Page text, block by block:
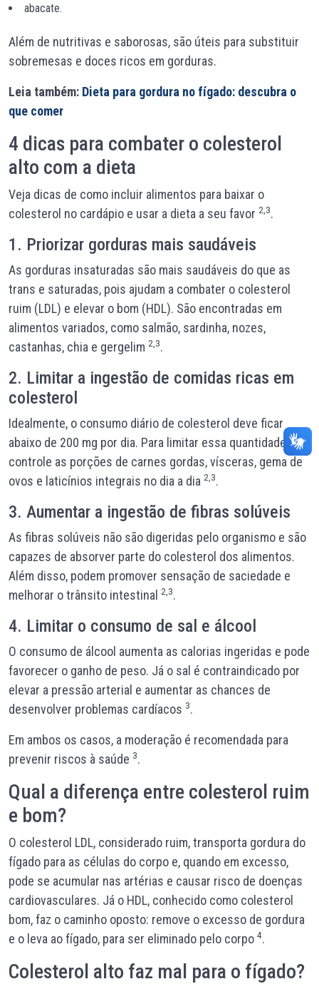
abacate.
Além de nutritivas e saborosas, são úteis para substituir
sobremesas e doces ricos em gorduras.
Leia também: Dieta para gordura no fígado: descubra o
que comer
4 dicas para combater o colesterol
alto com a dieta
Veja dicas de como incluir alimentos para baixar o
colesterol no cardápio e usar a dieta a seu favor 2,3.
1. Priorizar gorduras mais saudáveis
As gorduras insaturadas são mais saudáveis do que as
trans e saturadas, pois ajudam a combater o colesterol
ruim (LDL) e elevar o bom (HDL). São encontradas em
alimentos variados, como salmão, sardinha, nozes,
castanhas, chia e gergelim 2,3.
2. Limitar a ingestão de comidas ricas em
colesterol
Idealmente, o consumo diário de colesterol deve ficar
abaixo de 200 mg por dia. Para limitar essa quantidade,
controle as porções de carnes gordas, vísceras, gema de
ovos e laticínios integrais no dia a dia 2,3.
3. Aumentar a ingestão de fibras solúveis
As fibras solúveis não são digeridas pelo organismo e são
capazes de absorver parte do colesterol dos alimentos.
Além disso, podem promover sensação de saciedade e
melhorar o trânsito intestinal 2,3.
4. Limitar o consumo de sal e álcool
O consumo de álcool aumenta as calorias ingeridas e pode
favorecer o ganho de peso. Já o sal é contraindicado por
elevar a pressão arterial e aumentar as chances de
desenvolver problemas cardíacos 3.
Em ambos os casos, a moderação é recomendada para
prevenir riscos à saúde 3.
Qual a diferença entre colesterol ruim
e bom?
O colesterol LDL, considerado ruim, transporta gordura do
fígado para as células do corpo e, quando em excesso,
pode se acumular nas artérias e causar risco de doenças
cardiovasculares. Já o HDL, conhecido como colesterol
bom, faz o caminho oposto: remove o excesso de gordura
e o leva ao fígado, para ser eliminado pelo corpo 4.
Colesterol alto faz mal para o fígado?